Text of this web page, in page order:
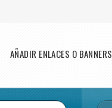
AÑADIR ENLACES O BANNERS